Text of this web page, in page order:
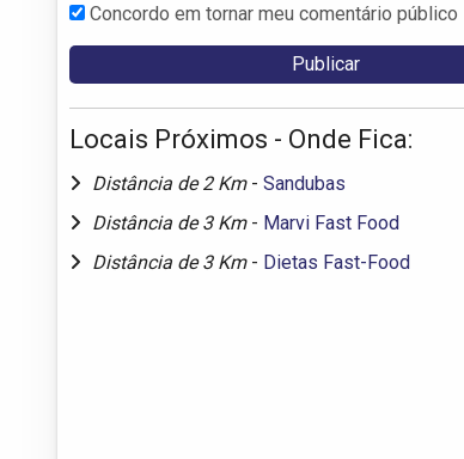
Concordo em tornar meu comentário público
Locais Próximos - Onde Fica:
Distância de 2 Km - Sandubas
Distância de 3 Km - Marvi Fast Food
Distância de 3 Km - Dietas Fast-Food